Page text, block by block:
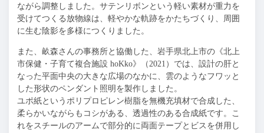
ながら調整しました。サテンリボンという軽い素材が重力を
受けてつくる放物線は、軽やかな軌跡をかたちづくり、周囲
に生む陰影を多様につくりました。
また、畝森さんの事務所と協働した、岩手県北上市の《北上
市保健・子育て複合施設 hoKko》（2021）では、設計の肝と
なった平面中央の大きな広場のなかに、雲のようなフワッと
した形状のペンダント照明を製作しました。
ユポ紙というポリプロピレン樹脂を無機充填材で合成した、
柔らかいながらもコシがある、透過性のある合成紙です。こ
れをスチールのアームで部分的に両面テープとビスを併用し